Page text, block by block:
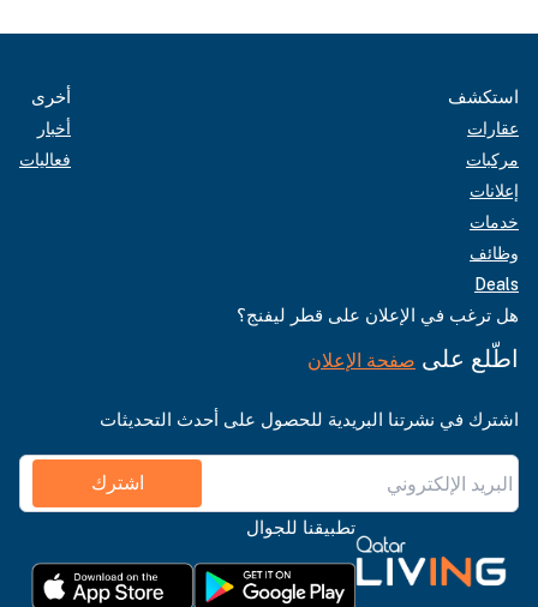
استكشف
عقارات
مركبات
إعلانات
خدمات
وظائف
Deals
أخرى
أخبار
فعاليات
هل ترغب في الإعلان على قطر ليفنج؟
اطّلع على صفحة الإعلان
اشترك في نشرتنا البريدية للحصول على أحدث التحديثات
اشترك
تطبيقنا للجوال